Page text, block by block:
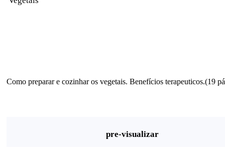
Como preparar e cozinhar os vegetais. Benefícios terapeuticos.(19
pre-visualizar